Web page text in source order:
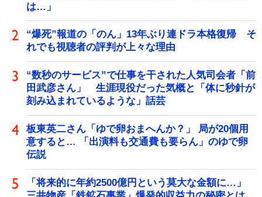
は…」
“爆死”報道の「のん」13年ぶり連ドラ本格復帰 そ
れでも視聴者の評判が上々な理由
“数秒のサービス”で仕事を干された人気司会者「前
田武彦さん」 生涯現役だった気概と「体に秒針が
刻み込まれているような」話芸
板東英二さん「ゆで卵おまへんか？」 局が20個用
意すると… 「出演料も交通費も要らん」のゆで卵
伝説
「将来的に年約2500億円という莫大な金額に…」